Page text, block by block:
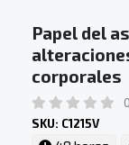
Papel del
corporales
SKU: C1215V